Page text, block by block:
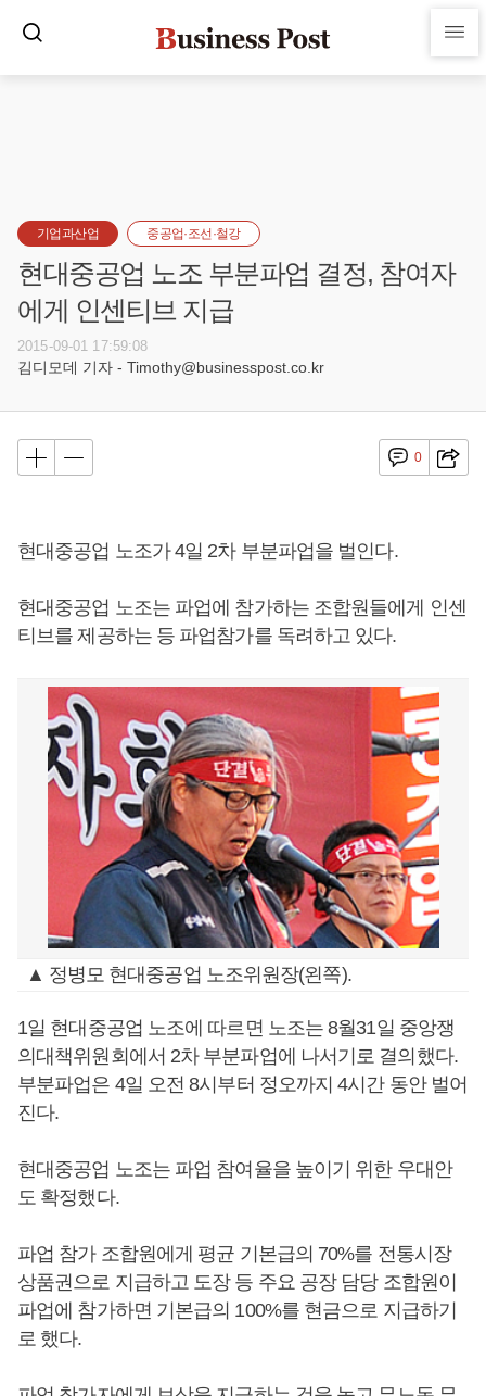
기업과산업 중공업·조선·철강
현대중공업 노조 부분파업 결정, 참여자
에게 인센티브 지급
2015-09-01 17:59:08
김디모데 기자 - Timothy@businesspost.co.kr
0
현대중공업 노조가 4일 2차 부분파업을 벌인다.
현대중공업 노조는 파업에 참가하는 조합원들에게 인센
티브를 제공하는 등 파업참가를 독려하고 있다.
▲ 정병모 현대중공업 노조위원장(왼쪽).
1일 현대중공업 노조에 따르면 노조는 8월31일 중앙쟁
의대책위원회에서 2차 부분파업에 나서기로 결의했다.
부분파업은 4일 오전 8시부터 정오까지 4시간 동안 벌어
진다.
현대중공업 노조는 파업 참여율을 높이기 위한 우대안
도 확정했다.
파업 참가 조합원에게 평균 기본급의 70%를 전통시장
상품권으로 지급하고 도장 등 주요 공장 담당 조합원이
파업에 참가하면 기본급의 100%를 현금으로 지급하기
로 했다.